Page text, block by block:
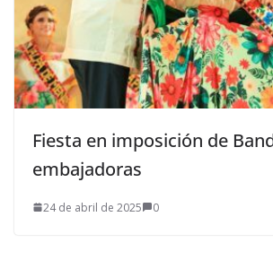
Fiesta en imposición de
embajadoras
24 de abril de 2025 0